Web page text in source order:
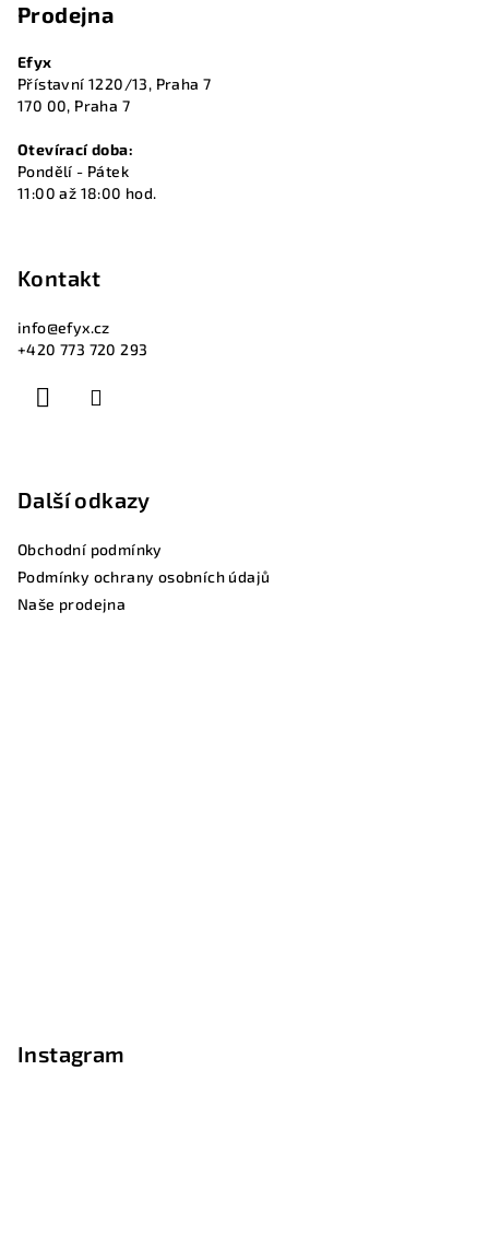
Prodejna
Efyx
Přístavní 1220/13, Praha 7
170 00, Praha 7
Otevírací doba:
Pondělí - Pátek
11:00 až 18:00 hod.
Kontakt
info@efyx.cz
+420 773 720 293
Další odkazy
Obchodní podmínky
Podmínky ochrany osobních údajů
Naše prodejna
Instagram